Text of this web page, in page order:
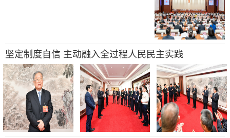
坚定制度自信 主动融入全过程人民民主实践